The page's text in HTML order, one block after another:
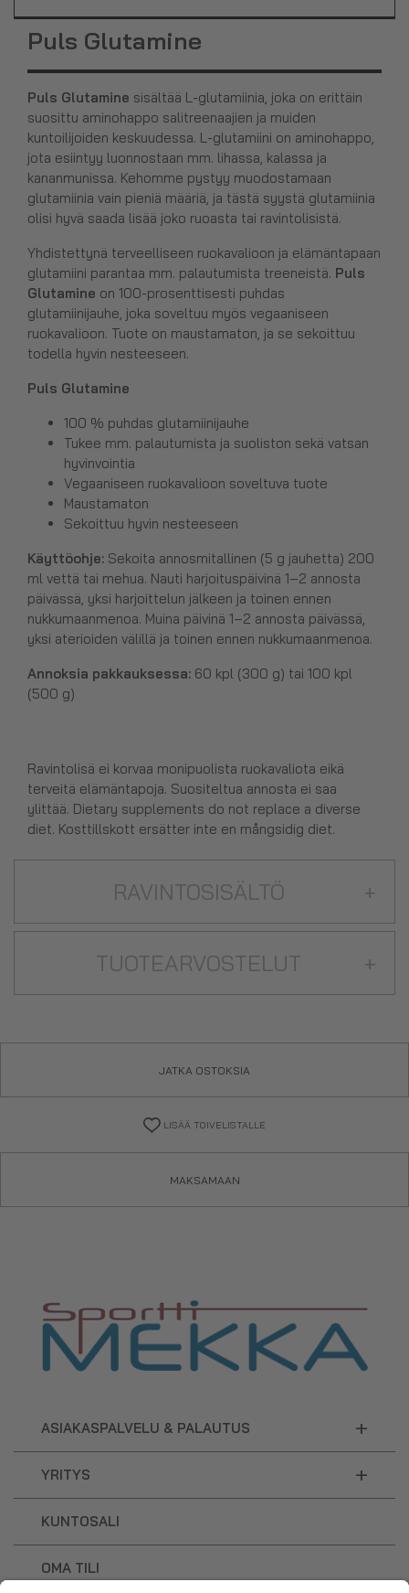
Puls Glutamine
Puls Glutamine sisältää L-glutamiinia, joka on erittäin
suosittu aminohappo salitreenaajien ja muiden
kuntoilijoiden keskuudessa. L-glutamiini on aminohappo,
jota esiintyy luonnostaan mm. lihassa, kalassa ja
kananmunissa. Kehomme pystyy muodostamaan
glutamiinia vain pieniä määriä, ja tästä syystä glutamiinia
olisi hyvä saada lisää joko ruoasta tai ravintolisistä.
Yhdistettynä terveelliseen ruokavalioon ja elämäntapaan
glutamiini parantaa mm. palautumista treeneistä. Puls
Glutamine on 100-prosenttisesti puhdas
glutamiinijauhe, joka soveltuu myös vegaaniseen
ruokavalioon. Tuote on maustamaton, ja se sekoittuu
todella hyvin nesteeseen.
Puls Glutamine
100 % puhdas glutamiinijauhe
Tukee mm. palautumista ja suoliston sekä vatsan
hyvinvointia
Vegaaniseen ruokavalioon soveltuva tuote
Maustamaton
Sekoittuu hyvin nesteeseen
Käyttöohje: Sekoita annosmitallinen (5 g jauhetta) 200
ml vettä tai mehua. Nauti harjoituspäivinä 1–2 annosta
päivässä, yksi harjoittelun jälkeen ja toinen ennen
nukkumaanmenoa. Muina päivinä 1–2 annosta päivässä,
yksi aterioiden välillä ja toinen ennen nukkumaanmenoa.
Annoksia pakkauksessa: 60 kpl (300 g) tai 100 kpl
(500 g)
Ravintolisä ei korvaa monipuolista ruokavaliota eikä
terveitä elämäntapoja. Suositeltua annosta ei saa
ylittää. Dietary supplements do not replace a diverse
diet. Kosttillskott ersätter inte en mångsidig diet.
RAVINTOSISÄLTÖ +
TUOTEARVOSTELUT +
JATKA OSTOKSIA
LISÄÄ TOIVELISTALLE
MAKSAMAAN
ASIAKASPALVELU & PALAUTUS +
YRITYS +
KUNTOSALI
OMA TILI